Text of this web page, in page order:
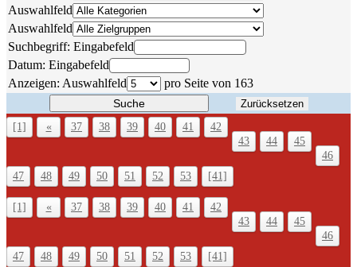
Auswahlfeld
Auswahlfeld
Suchbegriff: Eingabefeld
Datum: Eingabefeld
Anzeigen: Auswahlfeld pro Seite von 163
Suche
Zurücksetzen
[1]
« 37 38 39 40 41
42
43
44
45
46
47
48 49 50 51 52 53 [41]
[1] « 37 38 39 40 41
42
43
44
45
46
47
48 49 50 51 52 53 [41]